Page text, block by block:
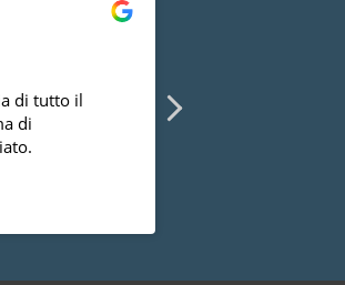
di tutto il
di